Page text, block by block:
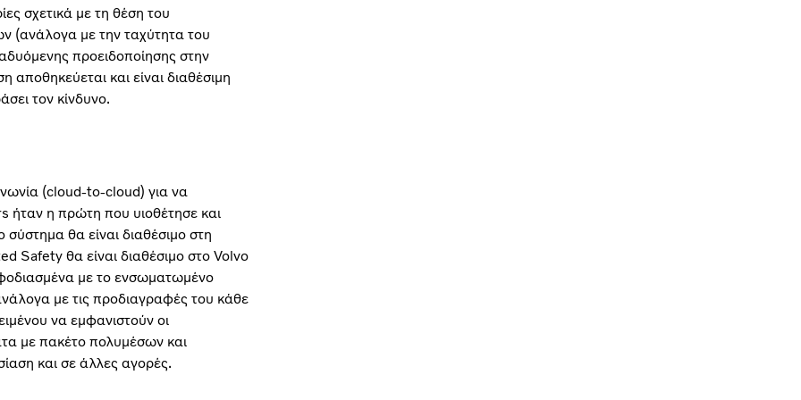
σχετικά με τη θέση του
(ανάλογα με την ταχύτητα του
προειδοποίησης στην
και είναι διαθέσιμη
τον κίνδυνο.
(cloud-to-cloud) για να
ήταν η πρώτη που υιοθέτησε και
θα είναι διαθέσιμο στη
Safety θα είναι διαθέσιμο στο Volvo
με το ενσωματωμένο
με τις προδιαγραφές του κάθε
να εμφανιστούν οι
με πακέτο πολυμέσων και
και σε άλλες αγορές.